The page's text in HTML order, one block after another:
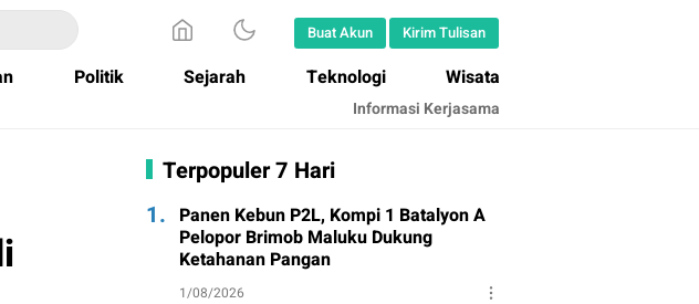
Buat Akun Kirim Tulisan
Politik Sejarah Teknologi Wisata
Informasi Kerjasama
Terpopuler 7 Hari
1. Panen Kebun P2L, Kompi 1 Batalyon A
Pelopor Brimob Maluku Dukung
Ketahanan Pangan
1/08/2026